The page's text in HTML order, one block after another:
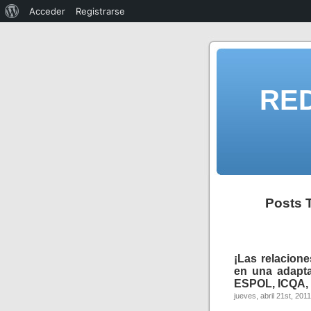
Posts
¡Las
en una
ESPOL,
jueves, abril 21st, 2011
Acceder Registrarse